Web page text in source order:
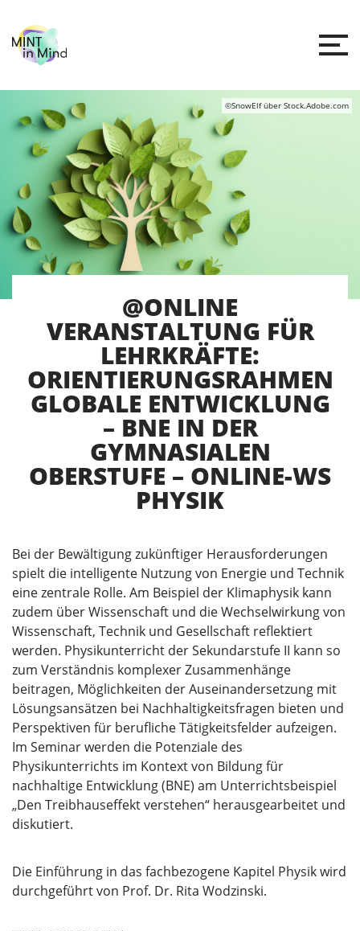
©SnowElf über Stock.Adobe.com
@ONLINE
VERANSTALTUNG FÜR
LEHRKRÄFTE:
ORIENTIERUNGSRAHMEN
GLOBALE ENTWICKLUNG
– BNE IN DER
GYMNASIALEN
OBERSTUFE – ONLINE-WS
PHYSIK
Bei der Bewältigung zukünftiger Herausforderungen
spielt die intelligente Nutzung von Energie und Technik
eine zentrale Rolle. Am Beispiel der Klimaphysik kann
zudem über Wissenschaft und die Wechselwirkung von
Wissenschaft, Technik und Gesellschaft reflektiert
werden. Physikunterricht der Sekundarstufe II kann so
zum Verständnis komplexer Zusammenhänge
beitragen, Möglichkeiten der Auseinandersetzung mit
Lösungsansätzen bei Nachhaltigkeitsfragen bieten und
Perspektiven für berufliche Tätigkeitsfelder aufzeigen.
Im Seminar werden die Potenziale des
Physikunterrichts im Kontext von Bildung für
nachhaltige Entwicklung (BNE) am Unterrichtsbeispiel
„Den Treibhauseffekt verstehen“ herausgearbeitet und
diskutiert.
Die Einführung in das fachbezogene Kapitel Physik wird
durchgeführt von Prof. Dr. Rita Wodzinski.